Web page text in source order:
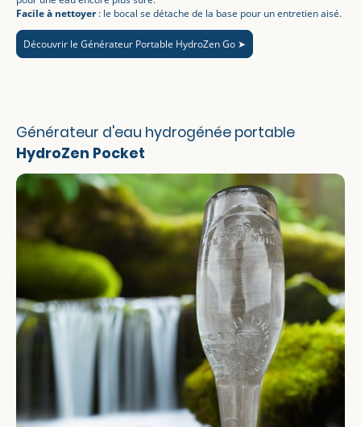
Facile à nettoyer: le bocal se détache de la base pour un entretien aisé.
Découvrir le Générateur Portable HydroZen Go ➤
Générateur d'eau hydrogénée portable
HydroZen Pocket